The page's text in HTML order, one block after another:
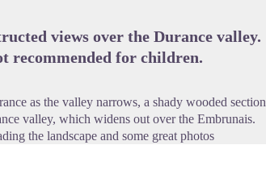
views over the Durance valley.
recommended for children.
as the valley narrows, a shady wooded section
valley, which widens out over the Embrunais.
the landscape and some great photos